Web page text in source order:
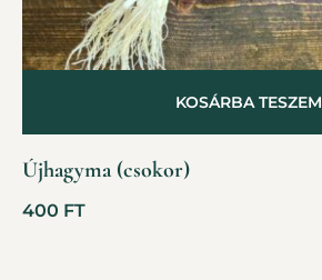
Újhagyma (csokor)
400 FT
KOSÁRBA TESZEM